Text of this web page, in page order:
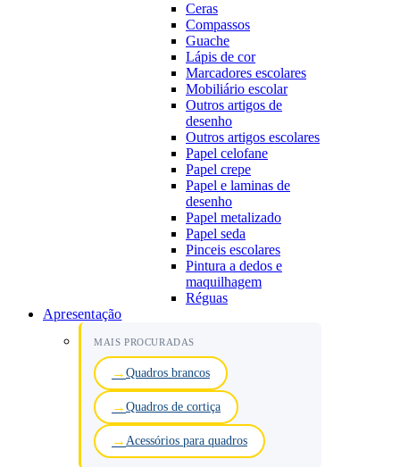
Ceras
Compassos
Guache
Lápis de cor
Marcadores escolares
Mobiliário escolar
Outros artigos de
desenho
Outros artigos escolares
Papel celofane
Papel crepe
Papel e laminas de
desenho
Papel metalizado
Papel seda
Pinceis escolares
Pintura a dedos e
maquilhagem
Réguas
Apresentação
MAIS PROCURADAS
Quadros brancos
Quadros de cortiça
Acessórios para quadros